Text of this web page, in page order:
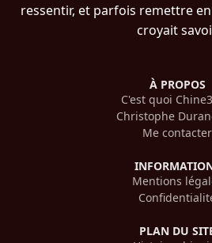
ressentir, et parfois remettre
croyait
À PROPOS
C'est quoi
Christophe
Me contacter
Mentions
PLAN DU